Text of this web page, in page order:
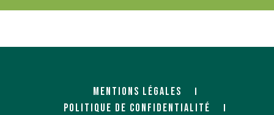
MENTIONS LÉGALES
POLITIQUE DE CONFIDENTIALITÉ